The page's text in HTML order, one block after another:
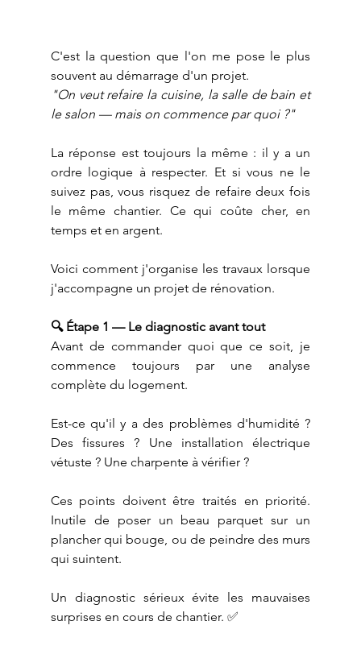
C'est la question que l'on me pose le plus
souvent au démarrage d'un projet.
"On veut refaire la cuisine, la salle de bain et
le salon — mais on commence par quoi ?"
La réponse est toujours la même : il y a un
ordre logique à respecter. Et si vous ne le
suivez pas, vous risquez de refaire deux fois
le même chantier. Ce qui coûte cher, en
temps et en argent.
Voici comment j'organise les travaux lorsque
j'accompagne un projet de rénovation.
🔍 Étape 1 — Le diagnostic avant tout
Avant de commander quoi que ce soit, je
commence toujours par une analyse
complète du logement.
Est-ce qu'il y a des problèmes d'humidité ?
Des fissures ? Une installation électrique
vétuste ? Une charpente à vérifier ?
Ces points doivent être traités en priorité.
Inutile de poser un beau parquet sur un
plancher qui bouge, ou de peindre des murs
qui suintent.
Un diagnostic sérieux évite les mauvaises
surprises en cours de chantier. ✅